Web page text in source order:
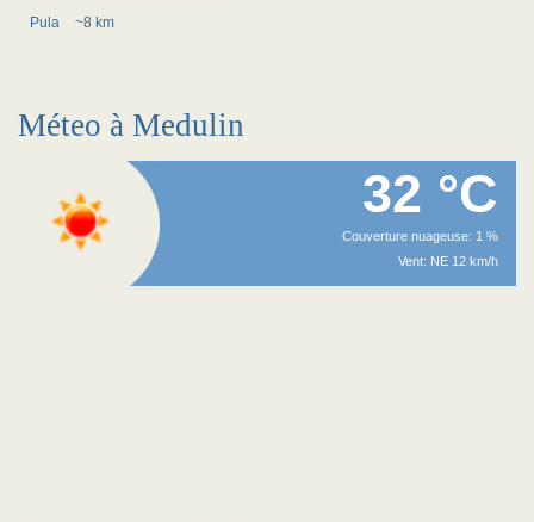
Pula ~8 km
Méteo à Medulin
32 °C
Couverture nuageuse: 1 %
Vent: NE 12 km/h